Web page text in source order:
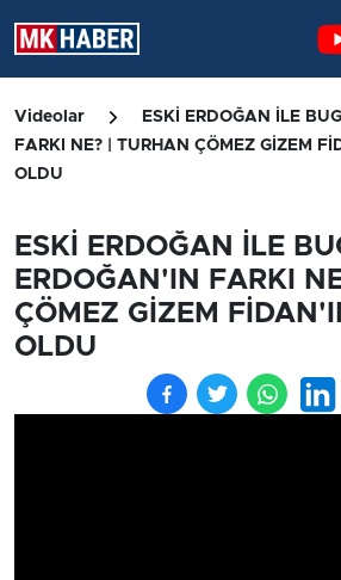
Videolar
ESKİ ERDOĞAN İLE
FARKI NE? | TURHAN ÇÖMEZ GİZEM
OLDU
ESKİ ERDOĞAN İLE
ERDOĞAN'IN FARKI
ÇÖMEZ GİZEM
OLDU